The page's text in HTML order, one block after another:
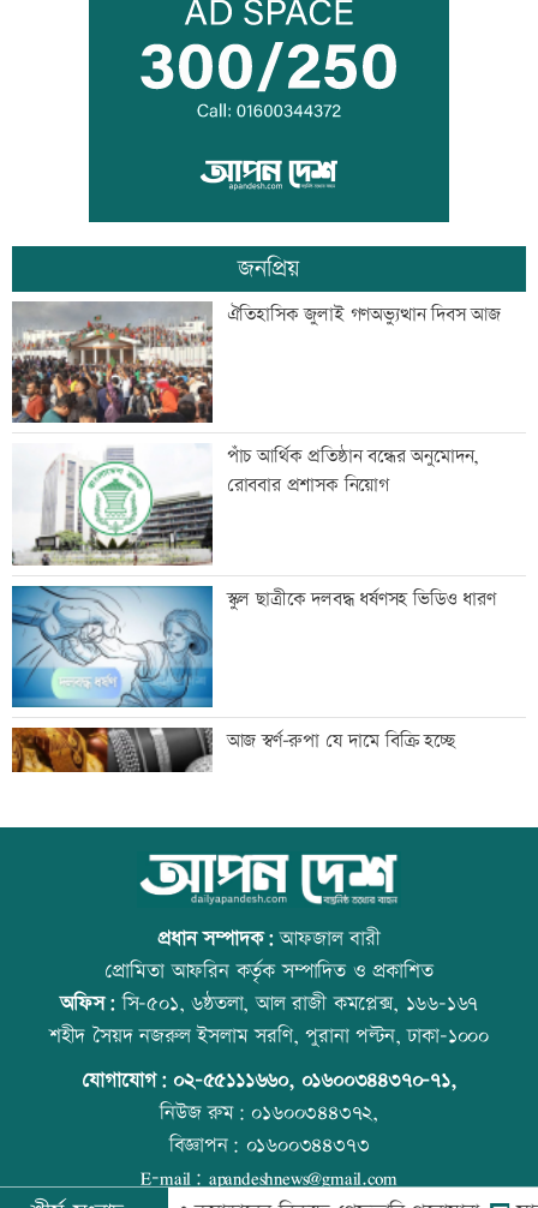
ফারইস্ট ইসলামী লাইফে লোপাট,
নজরদারিতে আইডিআরের ব্যর্থতা
এবার জিপিএ-৫ পেয়েছেন ১ লাখ ১৬ হাজার
৬৭৬ শিক্ষার্থী
এসএসসির ফল প্রকাশ: ৩১২ প্রতিষ্ঠানে কেউ
পাস করেনি
বিশ্ব সিংহ দিবস আজ
এসএসসির ফল প্রকাশ, পাসের হার ৬২.২৫
শতাংশ
দুপুরের মধ্যে বজ্রসহ বৃষ্টির আভাস
টেলিভিশনে আজকের যত খেলা
সপ্তাহের শুরুতেই বিশ্ববাজারে বাড়ল তেলের
দাম
সোমবার রাজধানীর যেসব দোকান-মার্কেট
বন্ধ
জনপ্রিয়
ঐতিহাসিক জুলাই গণঅভ্যুত্থান দিবস আজ
পাঁচ আর্থিক প্রতিষ্ঠান বন্ধের অনুমোদন,
রোববার প্রশাসক নিয়োগ
স্কুল ছাত্রীকে দলবদ্ধ ধর্ষণসহ ভিডিও ধারণ
আজ স্বর্ণ-রুপা যে দামে বিক্রি হচ্ছে
ইউএস-বাংলা এয়ারলাইন্সে নিয়োগ বিজ্ঞপ্তি
রাজধানীতে ট্রেনের ধাক্কায় শিক্ষার্থীসহ নিহত
আজ দেশে স্বর্ণের দাম বাড়ল নাকি কমলো
প্রধান সম্পাদক:আফজাল বারী
প্রোমিতা আফরিন কর্তৃক সম্পাদিত ও প্রকাশিত
অফিস:সি-৫০১, ৬ষ্ঠতলা, আল রাজী কমপ্লেক্স, ১৬৬-১৬৭
শহীদ সৈয়দ নজরুল ইসলাম সরণি, পুরানা পল্টন, ঢাকা-১০০০
যোগাযোগ: ০২-৫৫১১১৬৬০, ০১৬০০৩৪৪৩৭০-৭১,
নিউজ রুম:০১৬০০৩৪৪৩৭২,
বিজ্ঞাপন: ০১৬০০৩৪৪৩৭৩
E-mail: apandeshnews@gmail.com